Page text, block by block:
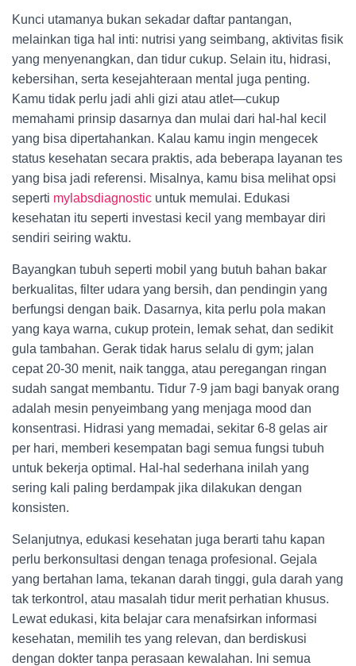
Kunci utamanya bukan sekadar daftar pantangan,
melainkan tiga hal inti: nutrisi yang seimbang, aktivitas fisik
yang menyenangkan, dan tidur cukup. Selain itu, hidrasi,
kebersihan, serta kesejahteraan mental juga penting.
Kamu tidak perlu jadi ahli gizi atau atlet—cukup
memahami prinsip dasarnya dan mulai dari hal-hal kecil
yang bisa dipertahankan. Kalau kamu ingin mengecek
status kesehatan secara praktis, ada beberapa layanan tes
yang bisa jadi referensi. Misalnya, kamu bisa melihat opsi
seperti mylabsdiagnostic untuk memulai. Edukasi
kesehatan itu seperti investasi kecil yang membayar diri
sendiri seiring waktu.
Bayangkan tubuh seperti mobil yang butuh bahan bakar
berkualitas, filter udara yang bersih, dan pendingin yang
berfungsi dengan baik. Dasarnya, kita perlu pola makan
yang kaya warna, cukup protein, lemak sehat, dan sedikit
gula tambahan. Gerak tidak harus selalu di gym; jalan
cepat 20-30 menit, naik tangga, atau peregangan ringan
sudah sangat membantu. Tidur 7-9 jam bagi banyak orang
adalah mesin penyeimbang yang menjaga mood dan
konsentrasi. Hidrasi yang memadai, sekitar 6-8 gelas air
per hari, memberi kesempatan bagi semua fungsi tubuh
untuk bekerja optimal. Hal-hal sederhana inilah yang
sering kali paling berdampak jika dilakukan dengan
konsisten.
Selanjutnya, edukasi kesehatan juga berarti tahu kapan
perlu berkonsultasi dengan tenaga profesional. Gejala
yang bertahan lama, tekanan darah tinggi, gula darah yang
tak terkontrol, atau masalah tidur merit perhatian khusus.
Lewat edukasi, kita belajar cara menafsirkan informasi
kesehatan, memilih tes yang relevan, dan berdiskusi
dengan dokter tanpa perasaan kewalahan. Ini semua